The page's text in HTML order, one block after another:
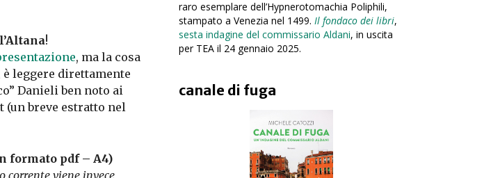
!
, ma la cosa
leggere direttamente
Danieli ben noto ai
breve estratto nel
formato pdf – A4)
corrente viene invece
raro esemplare dell’Hypnerotomachia Poliphili,
stampato a Venezia nel 1499. Il fondaco dei libri,
sesta indagine del commissario Aldani, in uscita
per TEA il 24 gennaio 2025.
canale di fuga